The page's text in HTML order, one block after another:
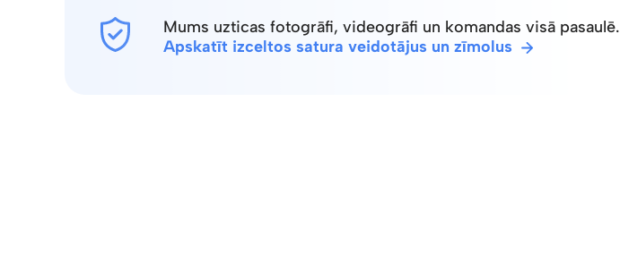
Mums uzticas fotogrāfi, videogrāfi un komandas visā pasaulē.
Apskatīt izceltos satura veidotājus un zīmolus